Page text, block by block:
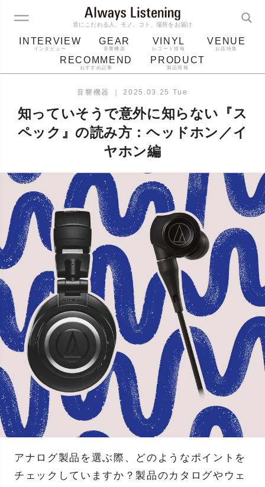
音にこだわる人、モノ、コト、場所をお届け
INTERVIEW
インタビュー
GEAR
音響機器
VINYL
レコード情報
VENUE
お店特集
RECOMMEND
おすすめ記事
PRODUCT
製品情報
ジャケット bluetooth
レコード針
音響機器 ｜ 2025.03.25 Tue
知っていそうで意外に知らない『ス
ペック』の読み方：ヘッドホン／イ
ヤホン編
アナログ製品を選ぶ際、どのようなポイントを
チェックしていますか？製品のカタログやウェ